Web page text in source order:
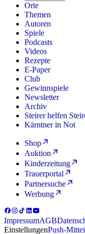
Orte
Themen
Autoren
Spiele
Podcasts
Videos
Rezepte
E-Paper
Club
Gewinnspiele
Newsletter
Archiv
Steirer helfen
Kärntner in Not
Shop
Auktion
Kinderzeitung
Trauerportal
Partnersuche
Werbung
ImpressumAGB
EinstellungenPush-